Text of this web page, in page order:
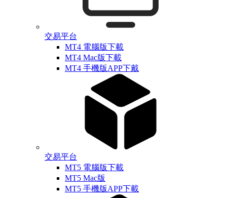
交易平台
MT4 電腦版下載
MT4 Mac版下載
MT4 手機版APP下戴
交易平台
MT5 電腦版下載
MT5 Mac版
MT5 手機版APP下載